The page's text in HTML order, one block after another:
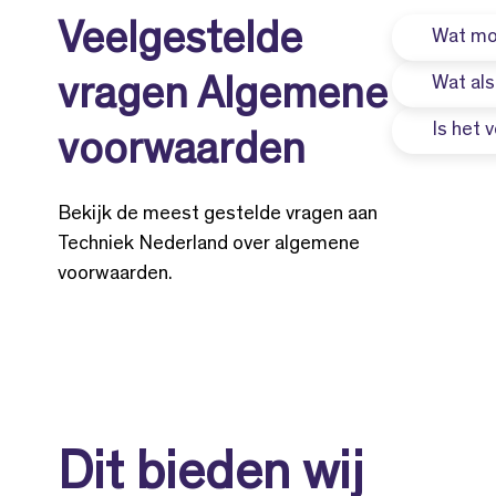
Veelgestelde
vragen Algemene
voorwaarden
Bekijk de meest gestelde vragen aan
Techniek Nederland over algemene
voorwaarden.
Wat
de
Wat
Is het
Dit bieden wij